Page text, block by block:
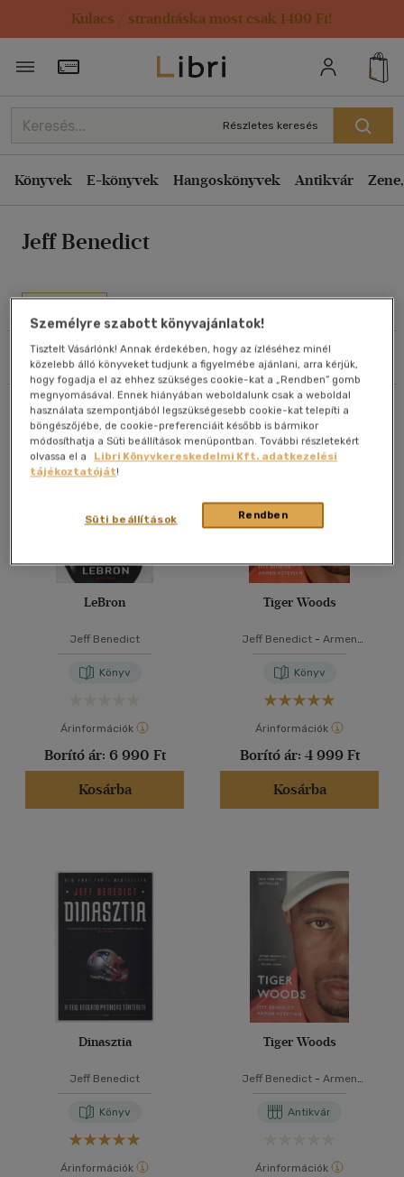
Kulacs / strandtáska most csak 1499 Ft!
Törzsvásárlói Kártya adatai
Részletes keresés
Könyvek E-könyvek Hangoskönyvek Antikvár
Jeff Benedict
Szűrés Rendezés
Rendezés
Kiadás éve szerint csökkenő
Ár szerint csökkenő
Eladott darabszám szerint csökkenő
Cím szerint A-Z
Szerző szerint A-Z
Megjelenítés
20 db / oldal
40 db / oldal
Alkalmaz
Összesen4db
LeBron
Jeff Benedict
Könyv
Árinformációk
Borító ár: 6 990 Ft
Kosárba
Tiger Woods
Jeff Benedict - Armen
Könyv
Árinformációk
Borító ár: 4 999 Ft
Kosárba
Dinasztia
Jeff Benedict
Könyv
Árinformációk
Tiger Woods
Jeff Benedict - Armen
Antikvár
Árinformációk
Személyre szabott könyvajánlatok!
Tisztelt Vásárlónk! Annak érdekében, hogy az ízléséhez minél
közelebb álló könyveket tudjunk a figyelmébe ajánlani, arra kérjük,
hogy fogadja el az ehhez szükséges cookie-kat a „Rendben” gomb
megnyomásával. Ennek hiányában weboldalunk csak a weboldal
használata szempontjából legszükségesebb cookie-kat telepíti a
böngészőjébe, de cookie-preferenciáit később is bármikor
módosíthatja a Süti beállítások menüpontban. További részletekért
olvassa el a
Libri Könyvkereskedelmi Kft. adatkezelési
tájékoztatóját!
Rendben
Süti beállítások